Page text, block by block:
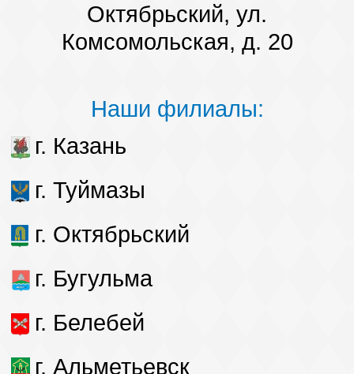
Октябрьский, ул.
Комсомольская, д. 20
Наши филиалы:
г. Казань
г. Туймазы
г. Октябрьский
г. Бугульма
г. Белебей
г. Альметьевск